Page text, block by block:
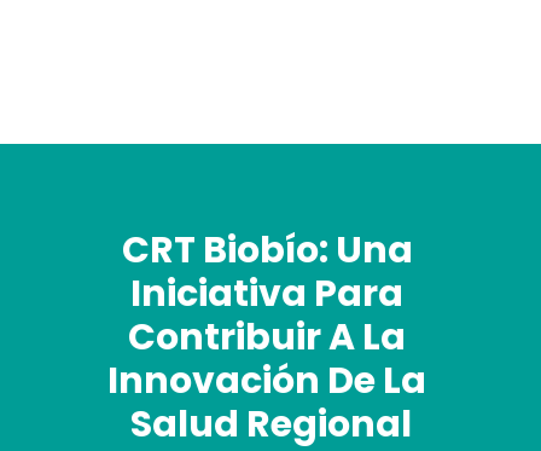
CRT Biobío: Una
Iniciativa Para
Contribuir A La
Innovación De La
Salud Regional